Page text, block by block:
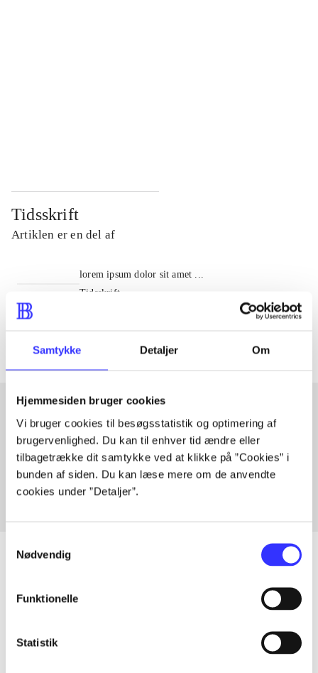
Samtykke Detaljer Om
Hjemmesiden bruger cookies
Vi bruger cookies til besøgsstatistik og optimering af
brugervenlighed. Du kan til enhver tid ændre eller
tilbagetrække dit samtykke ved at klikke på ”Cookies” i
bunden af siden. Du kan læse mere om de anvendte
cookies under ”Detaljer”.
Nødvendig
Funktionelle
Statistik
Tidsskrift
Artiklen er en del af
lorem ipsum dolor sit amet ...
Tidsskrift
Artiklerne i
Artikler med samme emner
Fra
Artikler